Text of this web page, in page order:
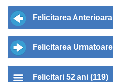
Felicitarea Anterioara
Felicitarea Urmatoare
Felicitari 52 ani (119)